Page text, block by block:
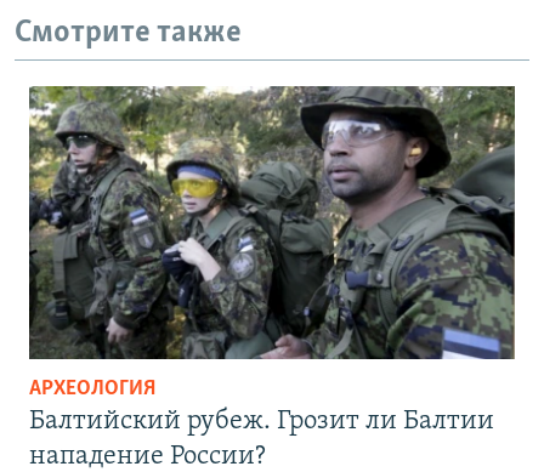
Смотрите также
АРХЕОЛОГИЯ
Балтийский рубеж. Грозит ли Балтии
нападение России?